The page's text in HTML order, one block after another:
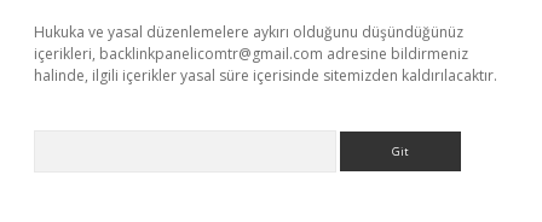
Hukuka ve yasal düzenlemelere aykırı olduğunu düşündüğünüz
içerikleri, backlinkpanelicomtr@gmail.com adresine bildirmeniz
halinde, ilgili içerikler yasal süre içerisinde sitemizden kaldırılacaktır.